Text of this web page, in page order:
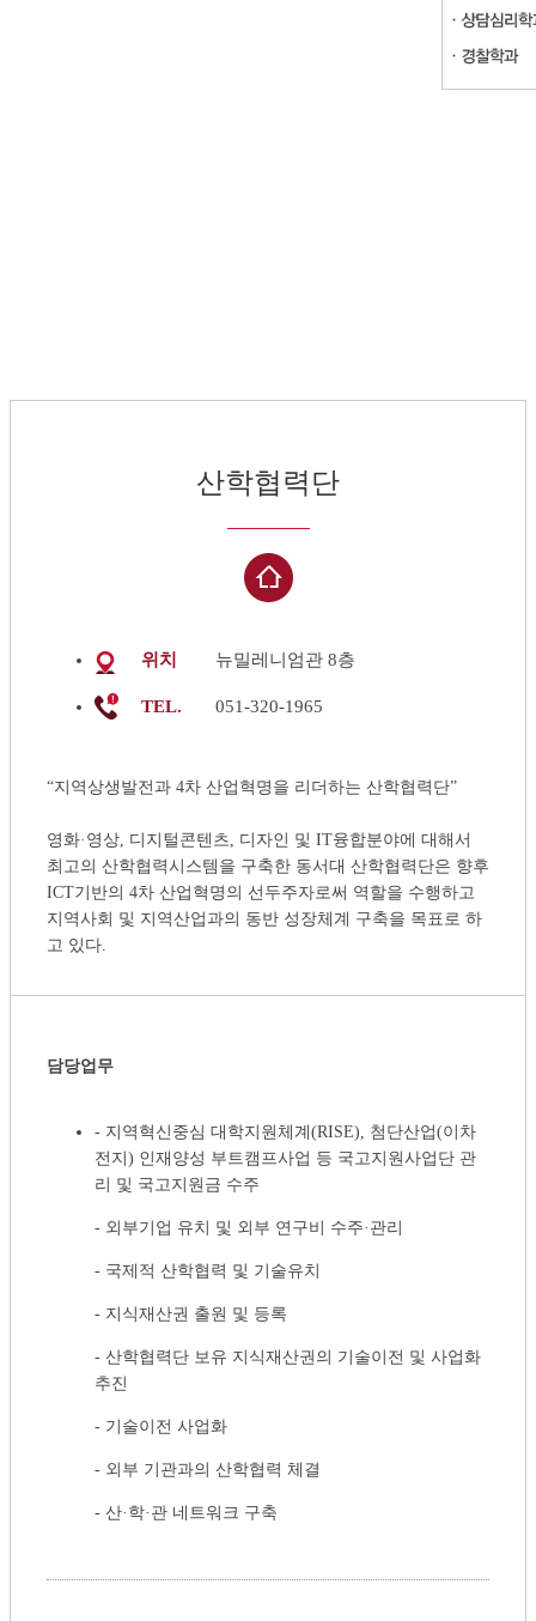
산학협력단
위치 뉴밀레니엄관 8층
TEL. 051-320-1965
“지역상생발전과 4차 산업혁명을 리더하는 산학협력단”
영화·영상, 디지털콘텐츠, 디자인 및 IT융합분야에 대해서
최고의 산학협력시스템을 구축한 동서대 산학협력단은 향후
ICT기반의 4차 산업혁명의 선두주자로써 역할을 수행하고
지역사회 및 지역산업과의 동반 성장체계 구축을 목표로 하
고 있다.
담당업무
- 지역혁신중심 대학지원체계(RISE), 첨단산업(이차
전지) 인재양성 부트캠프사업 등 국고지원사업단 관
리 및 국고지원금 수주
- 외부기업 유치 및 외부 연구비 수주·관리
- 국제적 산학협력 및 기술유치
- 지식재산권 출원 및 등록
- 산학협력단 보유 지식재산권의 기술이전 및 사업화
추진
- 기술이전 사업화
- 외부 기관과의 산학협력 체결
- 산·학·관 네트워크 구축